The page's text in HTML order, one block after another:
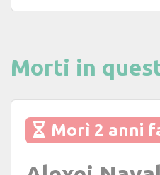
Morti in
Morì 2 anni